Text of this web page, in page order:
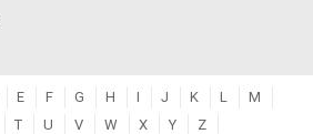
E F G H I J K L
M
T U V W X Y Z